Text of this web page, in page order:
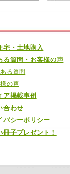
宅・土地購入
る質問・お客様の声
る質問
の声
ア掲載事例
合わせ
バシーポリシー
冊子プレゼント！